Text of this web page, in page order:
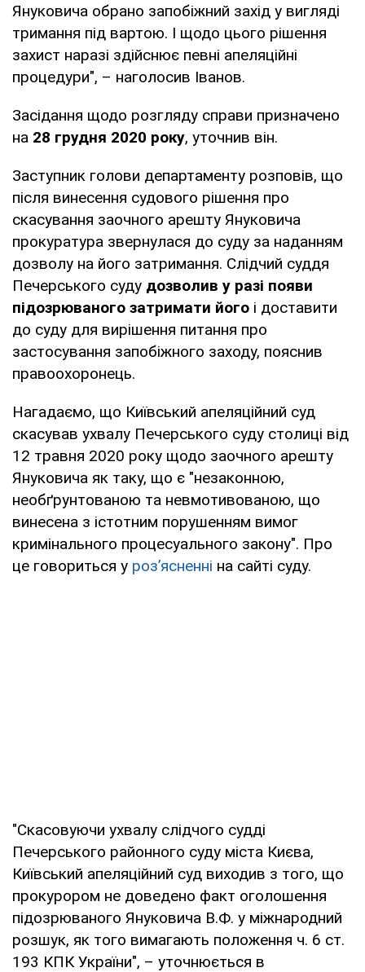
Януковича обрано запобіжний захід у вигляді
тримання під вартою. І щодо цього рішення
захист наразі здійснює певні апеляційні
процедури", – наголосив Іванов.
Засідання щодо розгляду справи призначено
на 28 грудня 2020 року, уточнив він.
Заступник голови департаменту розповів, що
після винесення судового рішення про
скасування заочного арешту Януковича
прокуратура звернулася до суду за наданням
дозволу на його затримання. Слідчий суддя
Печерського суду дозволив у разі появи
підозрюваного затримати його і доставити
до суду для вирішення питання про
застосування запобіжного заходу, пояснив
правоохоронець.
Нагадаємо, що Київський апеляційний суд
скасував ухвалу Печерського суду столиці від
12 травня 2020 року щодо заочного арешту
Януковича як таку, що є "незаконною,
необґрунтованою та невмотивованою, що
винесена з істотним порушенням вимог
кримінального процесуального закону". Про
це говориться у роз’ясненні на сайті суду.
"Скасовуючи ухвалу слідчого судді
Печерського районного суду міста Києва,
Київський апеляційний суд виходив з того, що
прокурором не доведено факт оголошення
підозрюваного Януковича В.Ф. у міжнародний
розшук, як того вимагають положення ч. 6 ст.
193 КПК України", – уточнюється в